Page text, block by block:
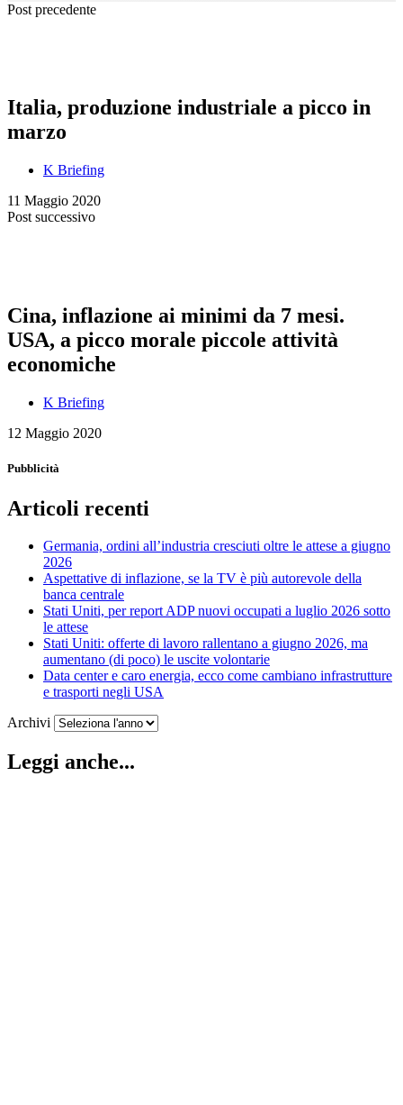
Post precedente
Italia, produzione industriale a picco in
marzo
K Briefing
11 Maggio 2020
Post successivo
Cina, inflazione ai minimi da 7 mesi.
USA, a picco morale piccole attività
economiche
K Briefing
12 Maggio 2020
Pubblicità
Articoli recenti
Germania, ordini all’industria cresciuti oltre le attese a giugno
2026
Aspettative di inflazione, se la TV è più autorevole della
banca centrale
Stati Uniti, per report ADP nuovi occupati a luglio 2026 sotto
le attese
Stati Uniti: offerte di lavoro rallentano a giugno 2026, ma
aumentano (di poco) le uscite volontarie
Data center e caro energia, ecco come cambiano infrastrutture
e trasporti negli USA
Archivi
Leggi anche...